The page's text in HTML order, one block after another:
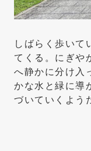
しばらく歩いて
てくる。にぎや
へ静かに分け入
かな水と緑に導
づいていくよう